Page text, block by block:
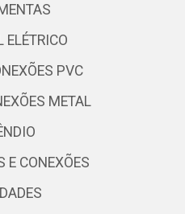
ELÉTRICO
PVC
METAL
E CONEXÕES